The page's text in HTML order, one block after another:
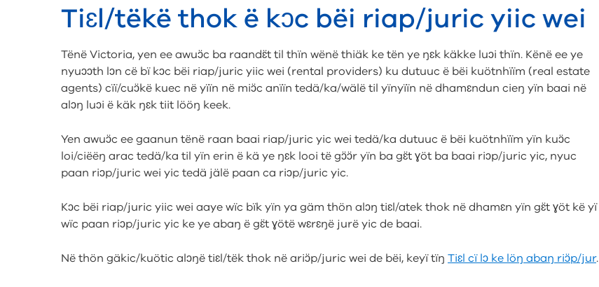
Tiɛl/tëkë thok ë kɔc bëi riap/juric yiic wei
Tënë Victoria, yen ee awuɔ̈c ba raandɛ̈t til thïn wënë thiäk ke tën ye ŋɛk käkke luɔi thïn. Kënë ee ye
nyuɔɔth lɔn cë bï kɔc bëi riap/juric yiic wei (rental providers) ku dutuuc ë bëi kuötnhïïm (real estate
agents) cïï/cuɔ̈kë kuec në yïïn në miɔ̈c anïïn tedä/ka/wälë til yïnyïïn në dhamɛndun cieŋ yïn baai në
alɔŋ luɔi ë käk ŋɛk tiit lööŋ keek.
Yen awuɔ̈c ee gaanun tënë raan baai riap/juric yic wei tedä/ka dutuuc ë bëi kuötnhïïm yïn kuɔ̈c
loi/ciëëŋ arac tedä/ka til yïn erin ë kä ye ŋɛk looi të gɔ̈ɔ̈r yïn ba gɛ̈t ɣöt ba baai riɔp/juric yic, nyuc
paan riɔp/juric wei yic tedä jälë paan ca riɔp/juric yic.
Kɔc bëi riap/juric yiic wei aaye wïc bïk yïn ya gäm thön alɔŋ tiɛl/atek thok në dhamɛn yïn gɛ̈t ɣöt kë yï
wïc paan riɔp/juric yic ke ye abaŋ ë gɛ̈t ɣötë wɛrɛŋë jurë yic de baai.
Në thön gäkic/kuötic alɔŋë tiɛl/tëk thok në ariɔ̈p/juric wei de bëi, keyï tïŋ Tiɛl cï lɔ ke löŋ abaŋ riɔ̈p/jur.